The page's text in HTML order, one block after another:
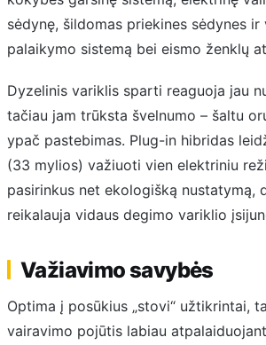
sėdynę, šildomas priekines sėdynes
palaikymo sistemą bei eismo ženklų
Dyzelinis variklis sparti reaguoja jau
tačiau jam trūksta švelnumo – šaltu
ypač pastebimas. Plug-in hibridas
(33 mylios) važiuoti vien elektriniu
pasirinkus net ekologišką nustatymą,
reikalauja vidaus degimo variklio
Važiavimo savybės
Optima į posūkius „stovi“ užtikrintai,
vairavimo pojūtis labiau